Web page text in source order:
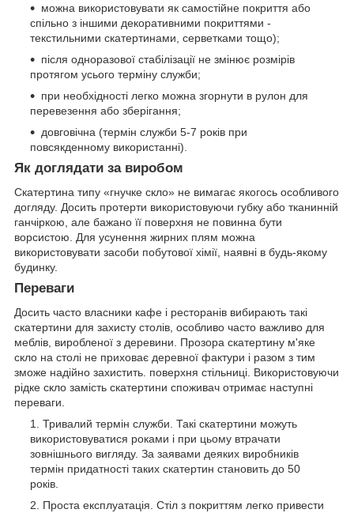
можна використовувати як самостійне покриття або
спільно з іншими декоративними покриттями -
текстильними скатертинами, серветками тощо);
після одноразової стабілізації не змінює розмірів
протягом усього терміну служби;
при необхідності легко можна згорнути в рулон для
перевезення або зберігання;
довговічна (термін служби 5-7 років при
повсякденному використанні).
Як доглядати за виробом
Скатертина типу «гнучке скло» не вимагає якогось особливого
догляду. Досить протерти використовуючи губку або тканинній
ганчіркою, але бажано її поверхня не повинна бути
ворсистою. Для усунення жирних плям можна
використовувати засоби побутової хімії, наявні в будь-якому
будинку.
Переваги
Досить часто власники кафе і ресторанів вибирають такі
скатертини для захисту столів, особливо часто важливо для
меблів, виробленої з деревини. Прозора скатертину м'яке
скло на столі не приховає деревної фактури і разом з тим
зможе надійно захистить. поверхня стільниці. Використовуючи
рідке скло замість скатертини споживач отримає наступні
переваги.
Тривалий термін служби. Такі скатертини можуть
використовуватися роками і при цьому втрачати
зовнішнього вигляду. За заявами деяких виробників
термін придатності таких скатертин становить до 50
років.
Проста експлуатація. Стіл з покриттям легко привести